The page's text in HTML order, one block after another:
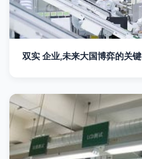
双实 企业,未来大国博弈的关键